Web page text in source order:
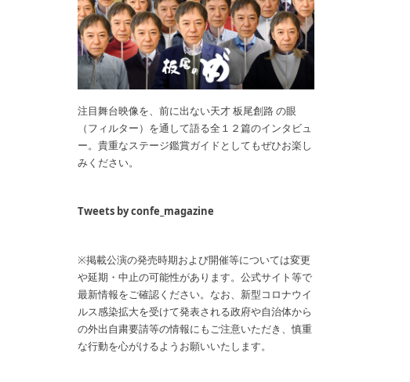
注目舞台映像を、前に出ない天才 板尾創路 の眼
（フィルター）を通して語る全１２篇のインタビュ
ー。貴重なステージ鑑賞ガイドとしてもぜひお楽し
みください。
Tweets by confe_magazine
※掲載公演の発売時期および開催等については変更
や延期・中止の可能性があります。公式サイト等で
最新情報をご確認ください。なお、新型コロナウイ
ルス感染拡大を受けて発表される政府や自治体から
の外出自粛要請等の情報にもご注意いただき、慎重
な行動を心がけるようお願いいたします。